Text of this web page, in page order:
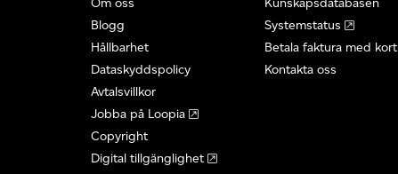
Blogg
Hållbarhet
Dataskyddspolicy
Avtalsvillkor
Jobba på Loopia
Copyright
Digital tillgänglighet
Systemstatus
Betala faktura med kort
Kontakta oss